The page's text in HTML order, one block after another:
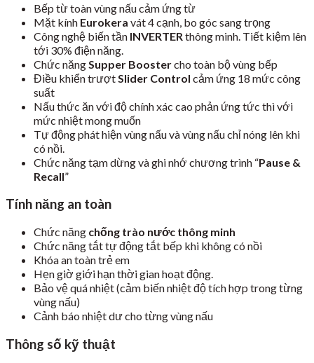
Bếp từ toàn vùng nấu cảm ứng từ
Mặt kính Eurokera vát 4 cạnh, bo góc sang trọng
Công nghệ biến tần INVERTERthông minh. Tiết kiệm lên
tới 30% điện năng.
Chức năngSupper Boostercho toàn bộ vùng bếp
Điều khiển trượtSlider Control cảm ứng 18 mức công
suất
Nấu thức ăn với độ chính xác cao phản ứng tức thì với
mức nhiệt mong muốn
Tự động phát hiện vùng nấu và vùng nấu chỉ nóng lên khi
có nồi.
Chức năng tạm dừng và ghi nhớ chương trình “Pause &
Recall”
Tính năng an toàn
Chức năng chống trào nước thông minh
Chức năng tắt tự động tắt bếp khi không có nồi
Khóa an toàn trẻ em
Hẹn giờ giới hạn thời gian hoạt động.
Bảo vệ quá nhiệt (cảm biến nhiệt độ tích hợp trong từng
vùng nấu)
Cảnh báo nhiệt dư cho từng vùng nấu
Thông số kỹ thuật